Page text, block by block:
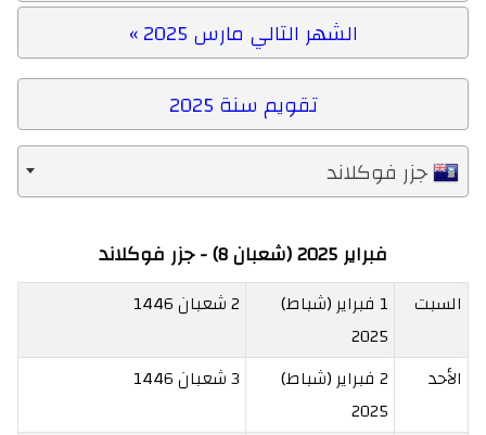
الشهر التالي مارس 2025 »
تقويم سنة 2025
جزر فوكلاند
فبراير 2025 (شعبان 8) - جزر فوكلاند
السبت
1 فبراير (شباط)
2025
2 شعبان 1446
الأحد
2 فبراير (شباط)
2025
3 شعبان 1446